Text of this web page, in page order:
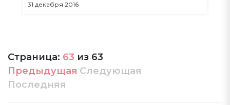
31 декабря 2016
Страница: 63 из 63
Предыдущая Следующая
Последняя